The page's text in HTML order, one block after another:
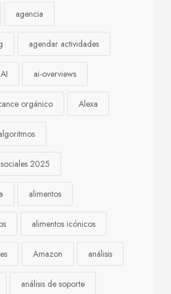
agencia
agendar actividades
AI ai-overviews
orgánico Alexa
2025
alimentos
alimentos icónicos
Amazon análisis
análisis de soporte